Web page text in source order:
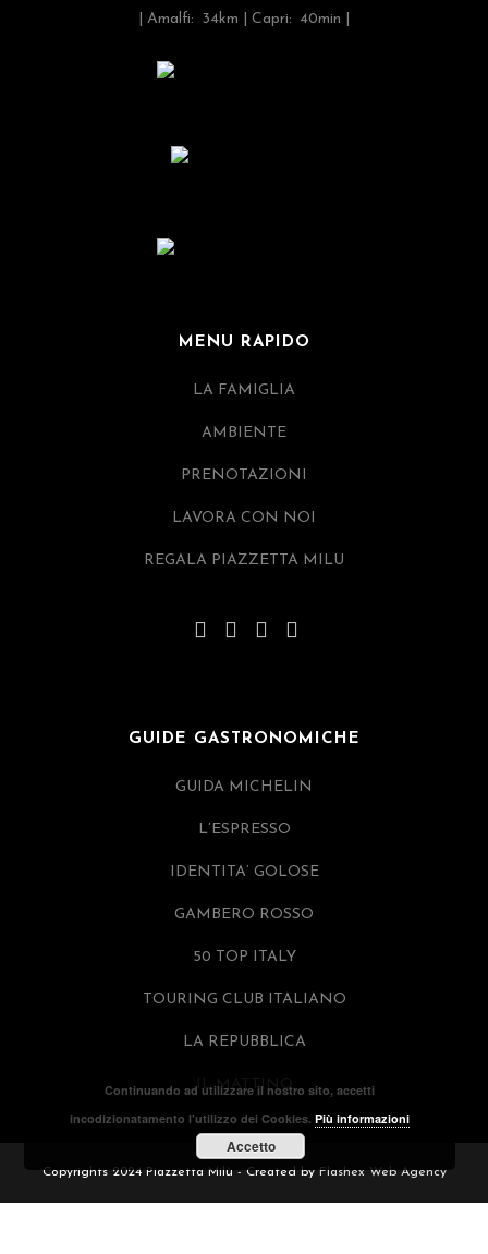
| Amalfi: 34km | Capri: 40min |
MENU RAPIDO
LA FAMIGLIA
AMBIENTE
PRENOTAZIONI
LAVORA CON NOI
REGALA PIAZZETTA MILU
GUIDE GASTRONOMICHE
GUIDA MICHELIN
L’ESPRESSO
IDENTITA’ GOLOSE
GAMBERO ROSSO
50 TOP ITALY
TOURING CLUB ITALIANO
LA REPUBBLICA
IL MATTINO
Copyrights 2024 Piazzetta Milù - Created by Flashex Web Agency
Continuando ad utilizzare il nostro sito, accetti
incodizionatamento l'utilizzo dei Cookies.Più informazioni
Accetto